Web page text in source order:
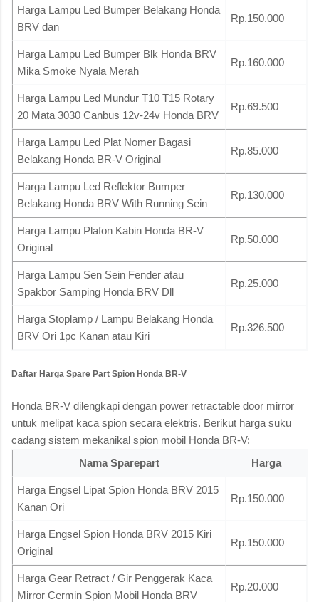
Harga Lampu Led Bumper Belakang Honda
BRV dan
Rp.150.000
Harga Lampu Led Bumper Blk Honda BRV
Mika Smoke Nyala Merah
Rp.160.000
Harga Lampu Led Mundur T10 T15 Rotary
20 Mata 3030 Canbus 12v-24v Honda BRV
Rp.69.500
Harga Lampu Led Plat Nomer Bagasi
Belakang Honda BR-V Original
Rp.85.000
Harga Lampu Led Reflektor Bumper
Belakang Honda BRV With Running Sein
Rp.130.000
Harga Lampu Plafon Kabin Honda BR-V
Original
Rp.50.000
Harga Lampu Sen Sein Fender atau
Spakbor Samping Honda BRV Dll
Rp.25.000
Harga Stoplamp / Lampu Belakang Honda
BRV Ori 1pc Kanan atau Kiri
Rp.326.500
Daftar Harga Spare Part Spion Honda BR-V
Honda BR-V dilengkapi dengan power retractable door mirror
untuk melipat kaca spion secara elektris. Berikut harga suku
cadang sistem mekanikal spion mobil Honda BR-V:
Nama Sparepart
Harga
Harga Engsel Lipat Spion Honda BRV 2015
Kanan Ori
Rp.150.000
Harga Engsel Spion Honda BRV 2015 Kiri
Original
Rp.150.000
Harga Gear Retract / Gir Penggerak Kaca
Mirror Cermin Spion Mobil Honda BRV
Rp.20.000